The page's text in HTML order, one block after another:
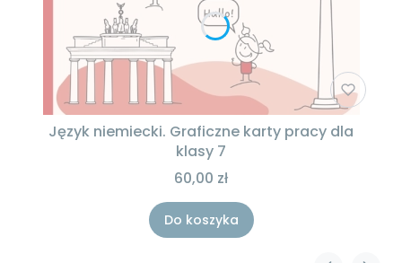
Język niemiecki. Graficzne karty pracy dla
klasy 7
60,00 zł
Do koszyka